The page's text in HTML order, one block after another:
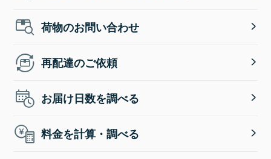
荷物のお問い合わせ
再配達のご依頼
お届け日数を調べる
料金を計算・調べる